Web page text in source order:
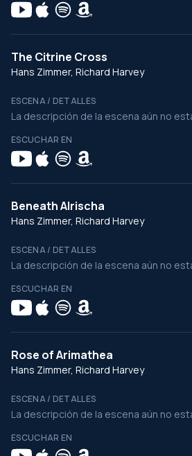
The Citrine Cross
Hans Zimmer, Richard Harvey
ESCENA / DETALLES
La descripción de la escena aún no
ESCUCHAR EN
Beneath Alrischa
Hans Zimmer, Richard Harvey
ESCENA / DETALLES
La descripción de la escena aún no
ESCUCHAR EN
Rose of Arimathea
Hans Zimmer, Richard Harvey
ESCENA / DETALLES
La descripción de la escena aún no
ESCUCHAR EN